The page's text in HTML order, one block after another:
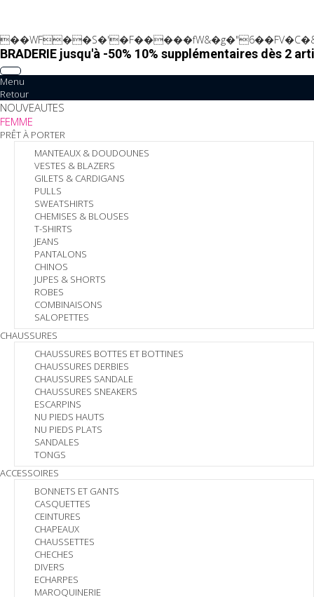
BRADERIE jusqu'à -50% 10% supplémentaires dès 2
Menu
Retour
NOUVEAUTES
FEMME
PRÊT À PORTER
MANTEAUX & DOUDOUNES
VESTES & BLAZERS
GILETS & CARDIGANS
PULLS
SWEATSHIRTS
CHEMISES & BLOUSES
T-SHIRTS
JEANS
PANTALONS
CHINOS
JUPES & SHORTS
ROBES
COMBINAISONS
SALOPETTES
CHAUSSURES
CHAUSSURES BOTTES ET BOTTINES
CHAUSSURES DERBIES
CHAUSSURES SANDALE
CHAUSSURES SNEAKERS
ESCARPINS
NU PIEDS HAUTS
NU PIEDS PLATS
SANDALES
TONGS
ACCESSOIRES
BONNETS ET GANTS
CASQUETTES
CEINTURES
CHAPEAUX
CHAUSSETTES
CHECHES
DIVERS
ECHARPES
MAROQUINERIE